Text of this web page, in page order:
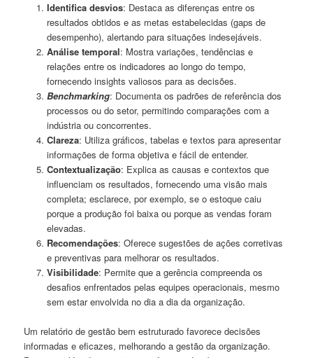
Identifica desvios: Destaca as diferenças entre os
resultados obtidos e as metas estabelecidas (gaps de
desempenho), alertando para situações indesejáveis.
Análise temporal: Mostra variações, tendências e
relações entre os indicadores ao longo do tempo,
fornecendo insights valiosos para as decisões.
Benchmarking: Documenta os padrões de referência dos
processos ou do setor, permitindo comparações com a
indústria ou concorrentes.
Clareza: Utiliza gráficos, tabelas e textos para apresentar
informações de forma objetiva e fácil de entender.
Contextualização: Explica as causas e contextos que
influenciam os resultados, fornecendo uma visão mais
completa; esclarece, por exemplo, se o estoque caiu
porque a produção foi baixa ou porque as vendas foram
elevadas.
Recomendações: Oferece sugestões de ações corretivas
e preventivas para melhorar os resultados.
Visibilidade: Permite que a gerência compreenda os
desafios enfrentados pelas equipes operacionais, mesmo
sem estar envolvida no dia a dia da organização.
Um relatório de gestão bem estruturado favorece decisões
informadas e eficazes, melhorando a gestão da organização.